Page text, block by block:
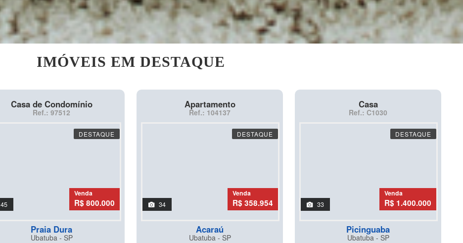
IMÓVEIS EM DESTAQUE
Casa de Condomínio
Ref.: 97512
DESTAQUE
45
Venda
R$ 800.000
Praia Dura
Ubatuba - SP
Apartamento
Ref.: 104137
DESTAQUE
34
Venda
R$ 358.954
Acaraú
Ubatuba - SP
Casa
Ref.: C1030
DESTAQUE
33
Venda
R$ 1.400.000
Picinguaba
Ubatuba - SP